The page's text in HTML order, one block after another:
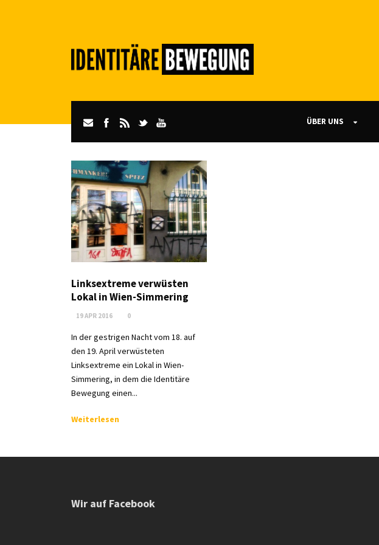
ÜBER UNS
Linksextreme verwüsten
Lokal in Wien-Simmering
19 APR 2016 0
In der gestrigen Nacht vom 18. auf
den 19. April verwüsteten
Linksextreme ein Lokal in Wien-
Simmering, in dem die Identitäre
Bewegung einen...
Weiterlesen
Wir auf Facebook